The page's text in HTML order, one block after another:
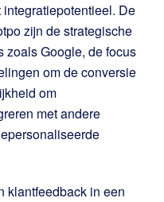
De
zijn de strategische
zoals Google, de focus
om de conversie
om
met andere
klantfeedback in een